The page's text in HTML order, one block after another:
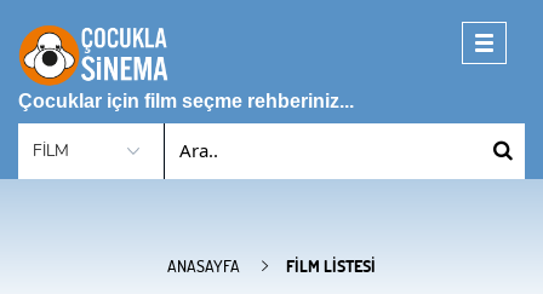
Toggle
Çocuklar için film seçme rehberiniz...
ANASAYFA FILM LISTESI